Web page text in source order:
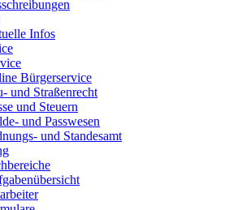
Infos
Bürgerservice
und Straßenrecht
und Steuern
und Passwesen
und Standesamt